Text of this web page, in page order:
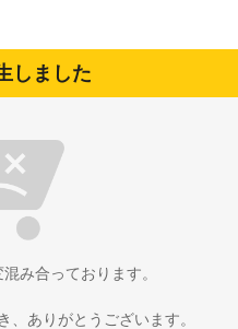
しました
み合っております。
、ありがとうございます。